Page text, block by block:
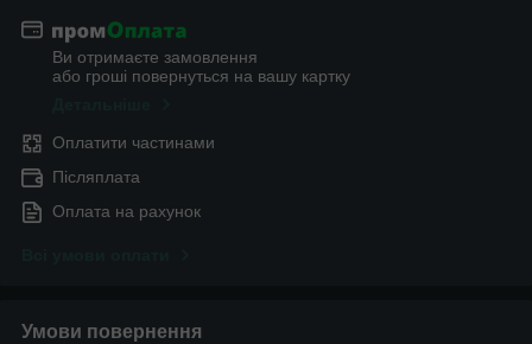
Ви отримаєте замовлення
або гроші повернуться на вашу картку
Оплатити частинами
Післяплата
Оплата на рахунок
Умови повернення